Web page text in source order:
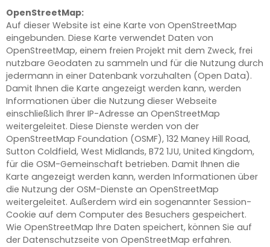
OpenStreetMap:
Auf dieser Website ist eine Karte von OpenStreetMap
eingebunden. Diese Karte verwendet Daten von
OpenStreetMap, einem freien Projekt mit dem Zweck, frei
nutzbare Geodaten zu sammeln und für die Nutzung durch
jedermann in einer Datenbank vorzuhalten (Open Data).
Damit Ihnen die Karte angezeigt werden kann, werden
Informationen über die Nutzung dieser Webseite
einschließlich Ihrer IP-Adresse an OpenStreetMap
weitergeleitet. Diese Dienste werden von der
OpenStreetMap Foundation (OS­MF), 132 Maney Hill Road,
Sutton Coldfield, West Midlands, B72 1JU, United Kingdom,
für die OS­M-Gemeinschaft betrieben. Damit Ihnen die
Karte angezeigt werden kann, werden Informationen über
die Nutzung der OS­M-Dienste an OpenStreetMap
weitergeleitet. Außerdem wird ein sogenannter Session-
Cookie auf dem Computer des Besuchers gespeichert.
Wie Open­StreetMap Ihre Daten speichert, können Sie auf
der Datenschutzseite von OpenStreetMap erfahren.